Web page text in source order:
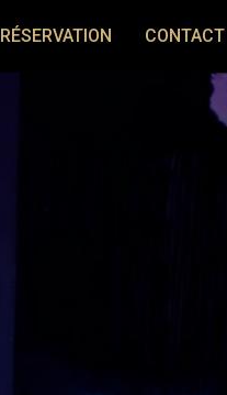
RÉSERVATION CONTACT